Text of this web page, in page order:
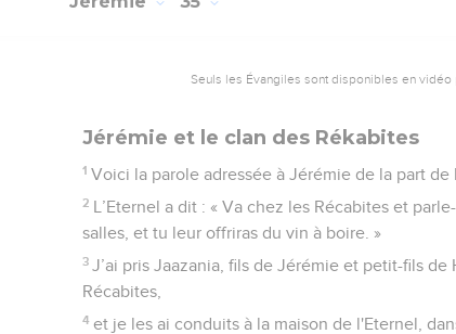
Seuls les Évangiles sont disponibles en vidéo
Jérémie et le clan des Rékabites
1 Voici la parole adressée à Jérémie de la part
2 L’Eternel a dit : « Va chez les Récabites et
salles, et tu leur offriras du vin à boire. »
3 J’ai pris Jaazania, fils de Jérémie et petit-fils
Récabites,
4 et je les ai conduits à la maison de l'Eternel,